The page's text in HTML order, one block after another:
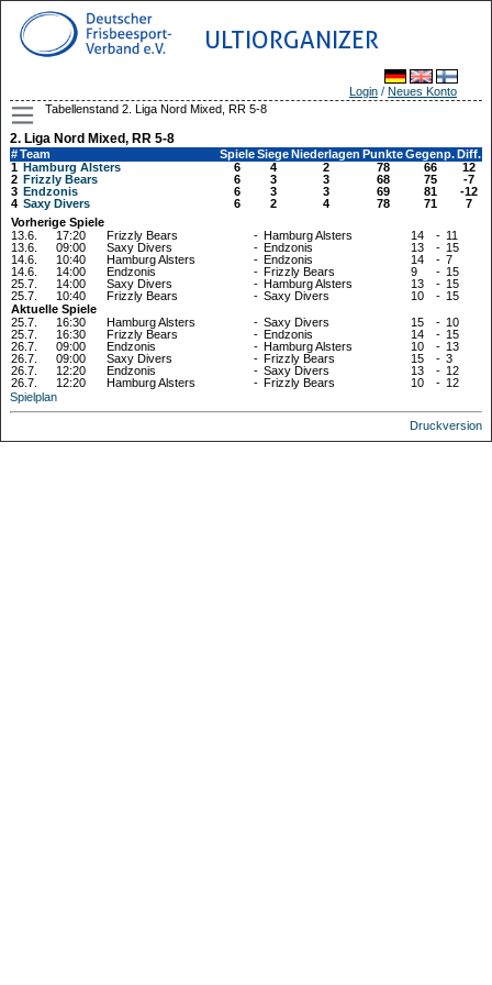
ULTIORGANIZER
Login / Neues Konto
Tabellenstand 2. Liga Nord Mixed, RR 5-8
2. Liga Nord Mixed, RR 5-8
#Team SpieleSiege Niederlagen PunkteGegenp. Diff.
1 Hamburg Alsters 6 4 2 78 66
12
2 Frizzly Bears 6 3 3 68 75
-7
3 Endzonis 6 3 3 69 81
-12
4 Saxy Divers 6 2 4 78 71
7
Vorherige Spiele
13.6.
17:20 Frizzly Bears - Hamburg Alsters 14 - 11
13.6.
09:00 Saxy Divers - Endzonis 13 - 15
14.6.
10:40 Hamburg Alsters - Endzonis 14 - 7
14.6.
14:00 Endzonis - Frizzly Bears 9 - 15
25.7.
14:00 Saxy Divers - Hamburg Alsters 13 - 15
25.7.
10:40 Frizzly Bears - Saxy Divers 10 - 15
Aktuelle Spiele
25.7.
16:30 Hamburg Alsters - Saxy Divers 15 - 10
25.7.
16:30 Frizzly Bears - Endzonis 14 - 15
26.7.
09:00 Endzonis - Hamburg Alsters 10 - 13
26.7.
09:00 Saxy Divers - Frizzly Bears 15 - 3
26.7.
12:20 Endzonis - Saxy Divers 13 - 12
26.7.
12:20 Hamburg Alsters - Frizzly Bears 10 - 12
Spielplan
Druckversion